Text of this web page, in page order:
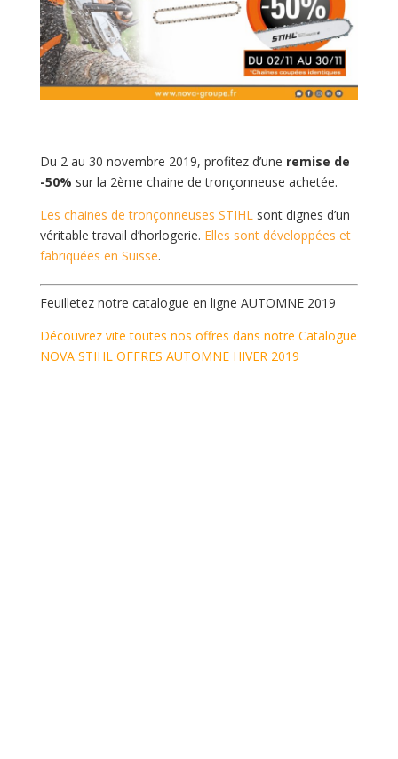
Du 2 au 30 novembre 2019, profitez d’une remise de
-50% sur la 2ème chaine de tronçonneuse achetée.
Les chaines de tronçonneuses STIHL sont dignes d’un
véritable travail d’horlogerie. Elles sont développées et
fabriquées en Suisse.
Feuilletez notre catalogue en ligne AUTOMNE 2019
Découvrez vite toutes nos offres dans notre Catalogue
NOVA STIHL OFFRES AUTOMNE HIVER 2019